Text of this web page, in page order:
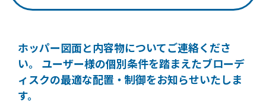
ホッパー図面と内容物についてご連絡くださ
い。
ユーザー様の個別条件を踏まえたブローデ
ィスクの最適な配置・制御をお知らせいたしま
す。